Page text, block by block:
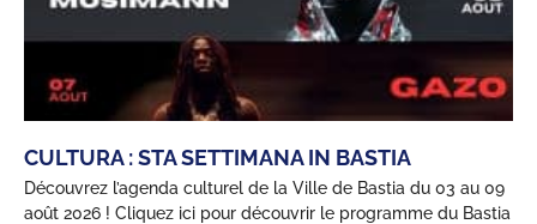
CULTURA : STA SETTIMANA IN BASTIA
Découvrez l’agenda culturel de la Ville de Bastia du 03 au 09
août 2026 ! Cliquez ici pour découvrir le programme du Bastia